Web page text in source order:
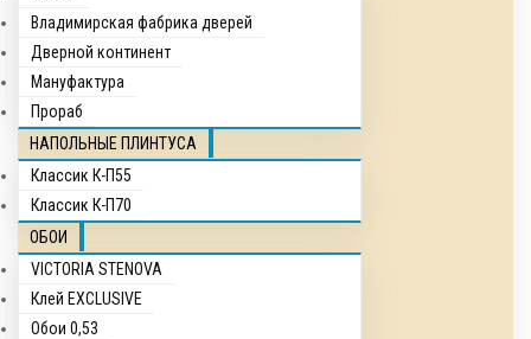
Владимирская фабрика дверей
Дверной континент
Мануфактура
Прораб
НАПОЛЬНЫЕ ПЛИНТУСА
Классик К-П55
Классик К-П70
ОБОИ
VICTORIA STENOVA
Клей EXCLUSIVE
Обои 0,53